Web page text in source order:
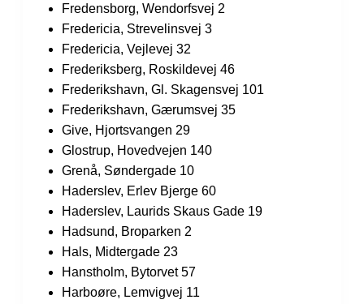
Fredensborg, Wendorfsvej 2
Fredericia, Strevelinsvej 3
Fredericia, Vejlevej 32
Frederiksberg, Roskildevej 46
Frederikshavn, Gl. Skagensvej 101
Frederikshavn, Gærumsvej 35
Give, Hjortsvangen 29
Glostrup, Hovedvejen 140
Grenå, Søndergade 10
Haderslev, Erlev Bjerge 60
Haderslev, Laurids Skaus Gade 19
Hadsund, Broparken 2
Hals, Midtergade 23
Hanstholm, Bytorvet 57
Harboøre, Lemvigvej 11